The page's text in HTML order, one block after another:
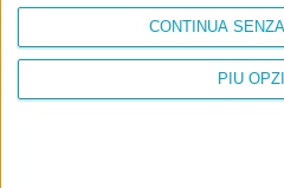
PIÙ
CONTINUA